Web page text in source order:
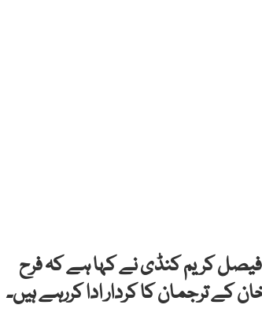
فیصل کریم کنڈی نے کہا ہے کہ فرح
کے ترجمان کا کردار ادا کررہے ہیں۔